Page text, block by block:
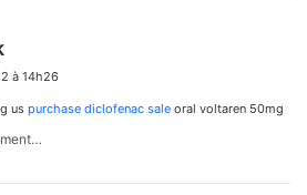
t à 14h26
us purchase diclofenac sale oral voltaren 50mg